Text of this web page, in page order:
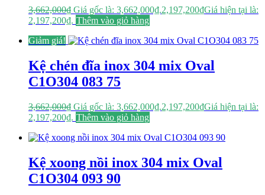
3,662,000₫ Giá gốc là: 3,662,000₫.2,197,200₫Giá hiện tại là:
2,197,200₫. Thêm vào giỏ hàng
Giảm giá!
Kệ chén đĩa inox 304 mix Oval
C1O304 083 75
3,662,000₫ Giá gốc là: 3,662,000₫.2,197,200₫Giá hiện tại là:
2,197,200₫. Thêm vào giỏ hàng
Kệ xoong nồi inox 304 mix Oval
C1O304 093 90